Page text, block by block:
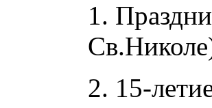
1.
2. 15-